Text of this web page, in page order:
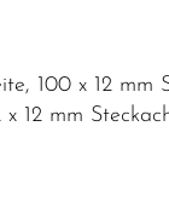
100 x 12 mm
12 mm